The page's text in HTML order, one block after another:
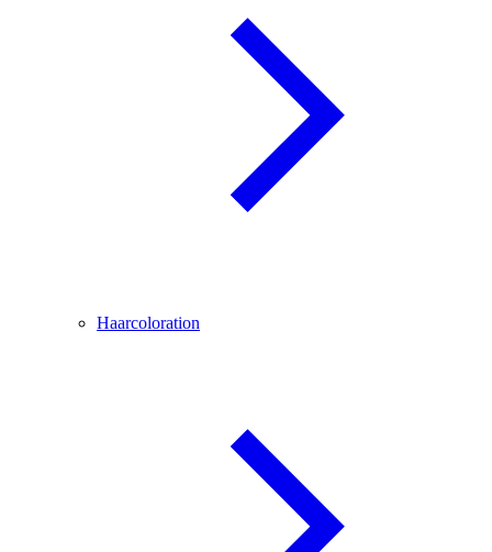
Haarcoloration